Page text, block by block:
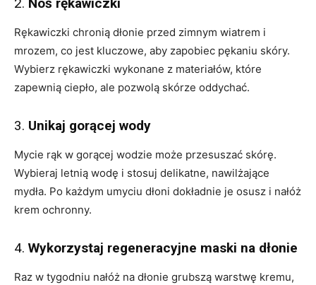
Rękawiczki chronią dłonie przed zimnym wiatrem i
mrozem, co jest kluczowe, aby zapobiec pękaniu skóry.
Wybierz rękawiczki wykonane z materiałów, które
zapewnią ciepło, ale pozwolą skórze oddychać.
3. Unikaj gorącej wody
Mycie rąk w gorącej wodzie może przesuszać skórę.
Wybieraj letnią wodę i stosuj delikatne, nawilżające
mydła. Po każdym umyciu dłoni dokładnie je osusz i nałóż
krem ochronny.
4. Wykorzystaj regeneracyjne maski na dłonie
Raz w tygodniu nałóż na dłonie grubszą warstwę kremu,